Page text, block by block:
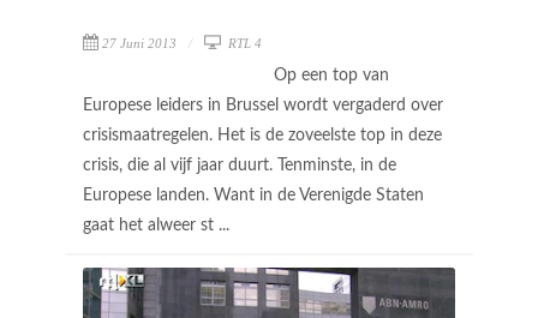
27 Juni 2013 RTL 4
Op een top van
Europese leiders in Brussel wordt vergaderd over
crisismaatregelen. Het is de zoveelste top in deze
crisis, die al vijf jaar duurt. Tenminste, in de
Europese landen. Want in de Verenigde Staten
gaat het alweer st ...